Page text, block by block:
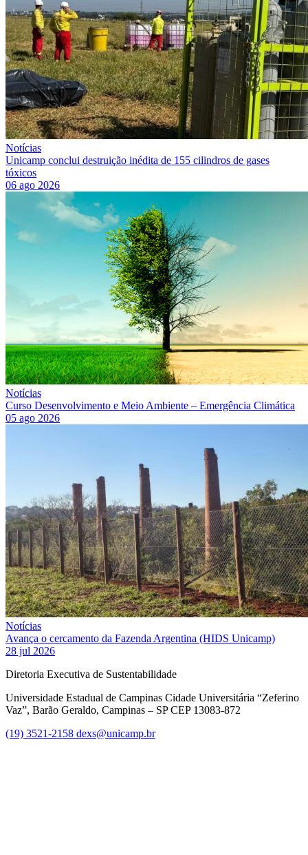
Notícias
Unicamp conclui destruição inédita de 155 cilindros de gases
tóxicos
06 ago 2026
Notícias
Curso Desenvolvimento e Meio Ambiente – Emergência Climática
05 ago 2026
Notícias
Avança o cercamento da Fazenda Argentina (HIDS Unicamp)
28 jul 2026
Diretoria Executiva de Sustentabilidade
Universidade Estadual de Campinas Cidade Universitária “Zeferino
Vaz”, Barão Geraldo, Campinas – SP CEP 13083-872
(19) 3521-2158 dexs@unicamp.br